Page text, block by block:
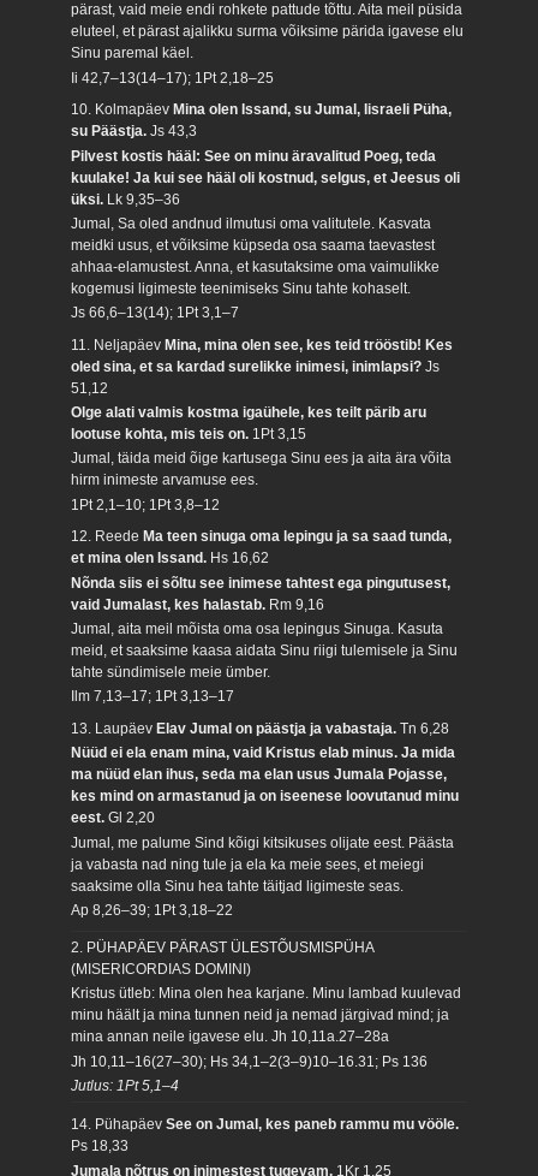
pärast, vaid meie endi rohkete pattude tõttu. Aita meil püsida
eluteel, et pärast ajalikku surma võiksime pärida igavese elu
Sinu paremal käel.
Ii 42,7–13(14–17); 1Pt 2,18–25
10. Kolmapäev Mina olen Issand, su Jumal, Iisraeli Püha,
su Päästja.Js 43,3
Pilvest kostis hääl: See on minu äravalitud Poeg, teda
kuulake! Ja kui see hääl oli kostnud, selgus, et Jeesus oli
üksi. Lk 9,35–36
Jumal, Sa oled andnud ilmutusi oma valitutele. Kasvata
meidki usus, et võiksime küpseda osa saama taevastest
ahhaa-elamustest. Anna, et kasutaksime oma vaimulikke
kogemusi ligimeste teenimiseks Sinu tahte kohaselt.
Js 66,6–13(14); 1Pt 3,1–7
11. NeljapäevMina, mina olen see, kes teid trööstib! Kes
oled sina, et sa kardad surelikke inimesi, inimlapsi?Js
51,12
Olge alati valmis kostma igaühele, kes teilt pärib aru
lootuse kohta, mis teis on. 1Pt 3,15
Jumal, täida meid õige kartusega Sinu ees ja aita ära võita
hirm inimeste arvamuse ees.
1Pt 2,1–10; 1Pt 3,8–12
12. Reede Ma teen sinuga oma lepingu ja sa saad tunda,
et mina olen Issand. Hs 16,62
Nõnda siis ei sõltu see inimese tahtest ega pingutusest,
vaid Jumalast, kes halastab. Rm 9,16
Jumal, aita meil mõista oma osa lepingus Sinuga. Kasuta
meid, et saaksime kaasa aidata Sinu riigi tulemisele ja Sinu
tahte sündimisele meie ümber.
Ilm 7,13–17; 1Pt 3,13–17
13. LaupäevElav Jumal on päästja ja vabastaja.Tn 6,28
Nüüd ei ela enam mina, vaid Kristus elab minus. Ja mida
ma nüüd elan ihus, seda ma elan usus Jumala Pojasse,
kes mind on armastanud ja on iseenese loovutanud minu
eest.Gl 2,20
Jumal, me palume Sind kõigi kitsikuses olijate eest. Päästa
ja vabasta nad ning tule ja ela ka meie sees, et meiegi
saaksime olla Sinu hea tahte täitjad ligimeste seas.
Ap 8,26–39; 1Pt 3,18–22
2. PÜHAPÄEV PÄRAST ÜLESTÕUSMISPÜHA
(MISERICORDIAS DOMINI)
Kristus ütleb: Mina olen hea karjane. Minu lambad kuulevad
minu häält ja mina tunnen neid ja nemad järgivad mind; ja
mina annan neile igavese elu.Jh 10,11a.27–28a
Jh 10,11–16(27–30); Hs 34,1–2(3–9)10–16.31; Ps 136
Jutlus: 1Pt 5,1–4
14. PühapäevSee on Jumal, kes paneb rammu mu vööle.
Ps 18,33
Jumala nõtrus on inimestest tugevam. 1Kr 1,25